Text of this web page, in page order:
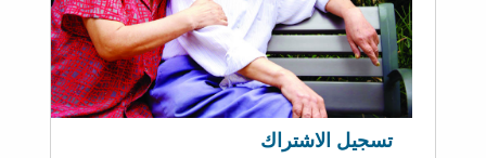
تسجيل الاشتراك